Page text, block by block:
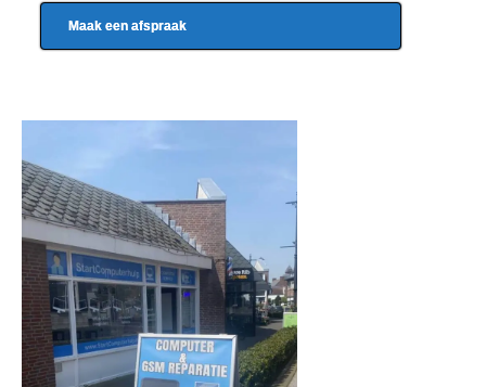
Maak een afspraak